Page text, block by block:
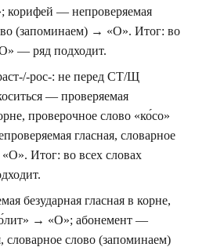
корифей — непроверяемая
(запоминаем) → «О». Итог: во
— ряд подходит.
рос-: не перед СТ/Щ
— проверяемая
проверочное слово «ко́со»
гласная, словарное
Итог: во всех словах
безударная гласная в корне,
→ «О»; абонемент —
словарное слово (запоминаем)